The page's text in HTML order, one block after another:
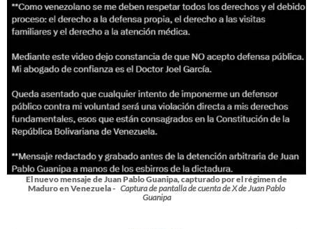
El nuevo mensaje de Juan Pablo Guanipa, capturado por el régimen de
Maduro en Venezuela - Captura de pantalla de cuenta de X de Juan Pablo
Guanipa